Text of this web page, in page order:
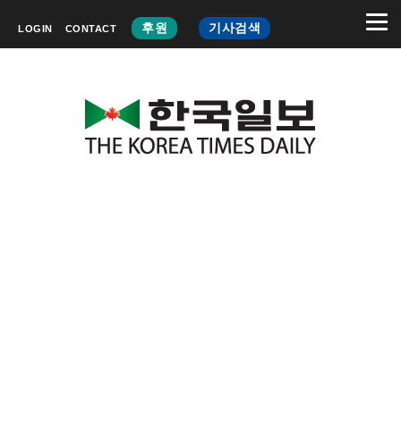
LOGIN CONTACT 후원 기사검색